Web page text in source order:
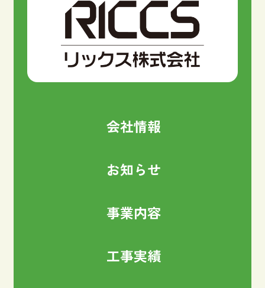
会社情報
お知らせ
事業内容
工事実績